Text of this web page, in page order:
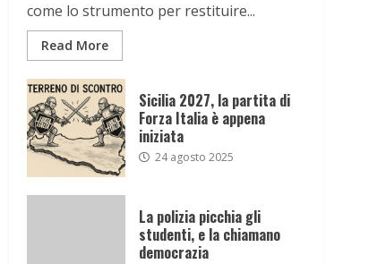
come lo strumento per restituire...
Read More
Sicilia 2027, la partita di
Forza Italia è appena
iniziata
24 agosto 2025
La polizia picchia gli
studenti, e la chiamano
democrazia